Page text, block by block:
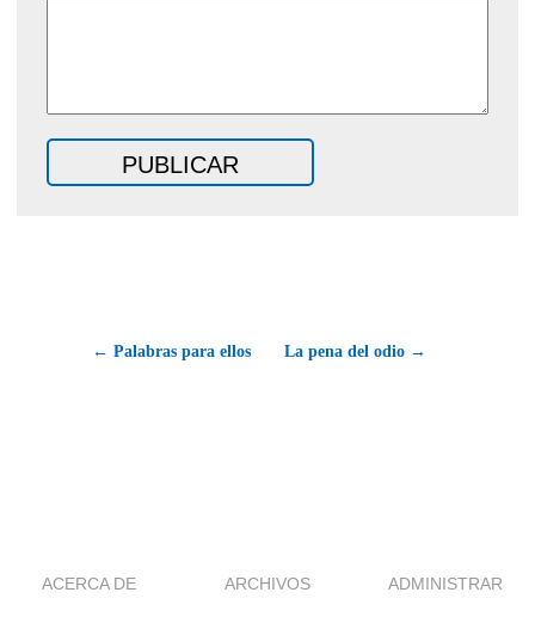
← Palabras para ellos La pena del odio →
ACERCA DE ARCHIVOS ADMINISTRAR